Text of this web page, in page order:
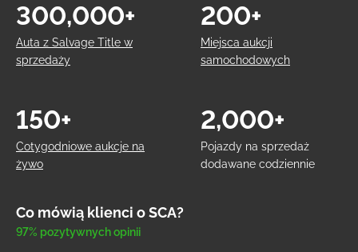
Auta z Salvage Title w
sprzedaży
300,000+
Miejsca aukcji
samochodowych
200+
Cotygodniowe aukcje na
żywo
150+
Pojazdy na sprzedaż
dodawane codziennie
2,000+
Co mówią klienci o SCA?
97% pozytywnych opinii